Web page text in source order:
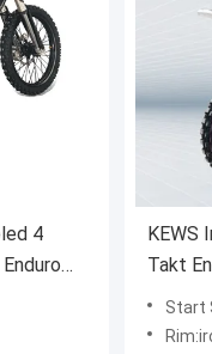
4
KEWS
Takt
Start